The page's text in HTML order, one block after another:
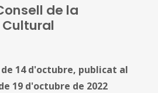
de la
14 d'octubre, publicat al
19 d'octubre de 2022